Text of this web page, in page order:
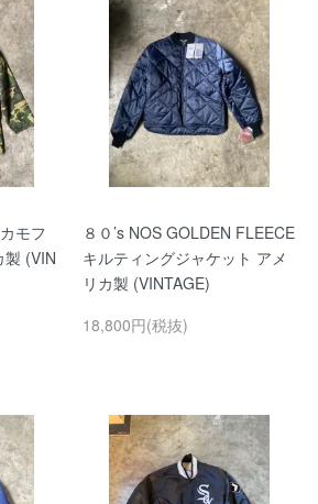
モフ
製 (VIN
８０’s NOS GOLDEN FLEECE
キルティングジャケット アメ
リカ製 (VINTAGE)
18,800円(税抜)